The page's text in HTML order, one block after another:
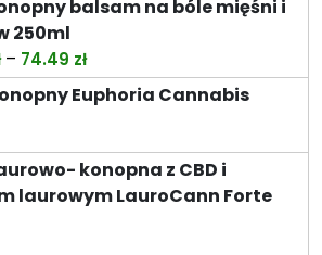
balsam na bóle mięśni i
250ml
– 74.49 złZakres
cen:
od
do
74.49 zł
Euphoria Cannabis
konopna z CBD i
laurowym LauroCann Forte